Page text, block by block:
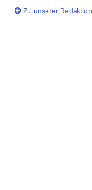
Zu unserer Redaktion